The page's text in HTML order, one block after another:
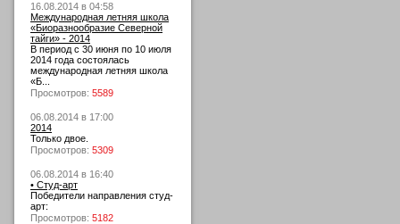
16.08.2014 в 04:58
Международная летняя школа
«Биоразнообразие Северной
тайги» - 2014
В период с 30 июня по 10 июля
2014 года состоялась
международная летняя школа
«Б...
Просмотров: 5589
06.08.2014 в 17:00
2014
Только двое.
Просмотров: 5309
06.08.2014 в 16:40
• Студ-арт
Победители направления студ-
арт:
Просмотров: 5182